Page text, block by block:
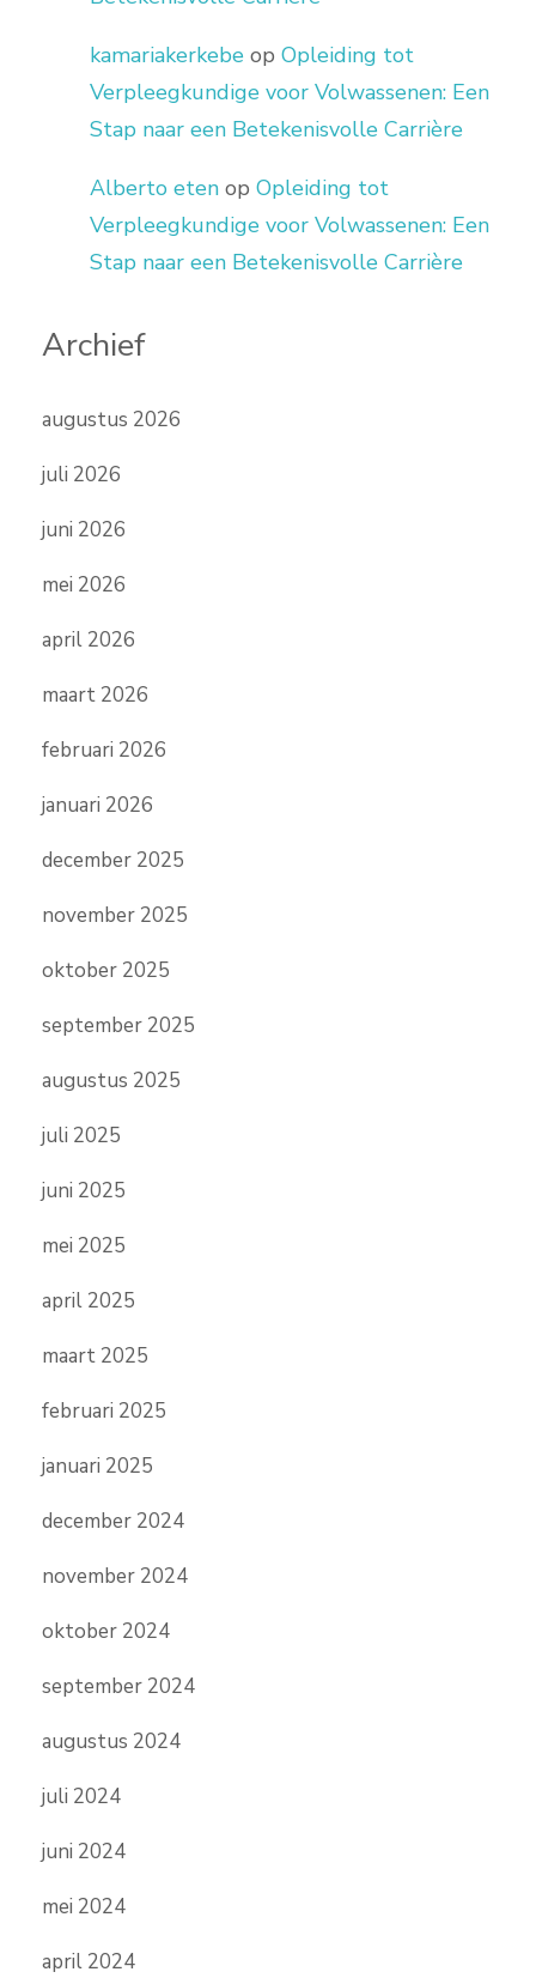
kamariakerkebe op Opleiding tot
Verpleegkundige voor Volwassenen: Een
Stap naar een Betekenisvolle Carrière
Alberto eten op Opleiding tot
Verpleegkundige voor Volwassenen: Een
Stap naar een Betekenisvolle Carrière
Archief
augustus 2026
juli 2026
juni 2026
mei 2026
april 2026
maart 2026
februari 2026
januari 2026
december 2025
november 2025
oktober 2025
september 2025
augustus 2025
juli 2025
juni 2025
mei 2025
april 2025
maart 2025
februari 2025
januari 2025
december 2024
november 2024
oktober 2024
september 2024
augustus 2024
juli 2024
juni 2024
mei 2024
april 2024